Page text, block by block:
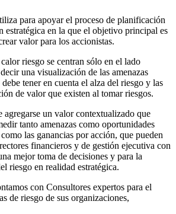
para apoyar el proceso de planificación
estratégica en la que el objetivo principal es
valor para los accionistas.
riesgo se centran sólo en el lado
una visualización de las amenazas
tener en cuenta el alza del riesgo y las
de valor que existen al tomar riesgos.
agregarse un valor contextualizado que
tanto amenazas como oportunidades
las ganancias por acción, que pueden
financieros y de gestión ejecutiva con
mejor toma de decisiones y para la
riesgo en realidad estratégica.
con Consultores expertos para el
de riesgo de sus organizaciones,